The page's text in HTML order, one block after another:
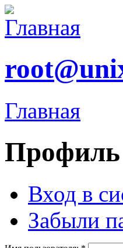
Главная
Профиль
Вход в
Забыли